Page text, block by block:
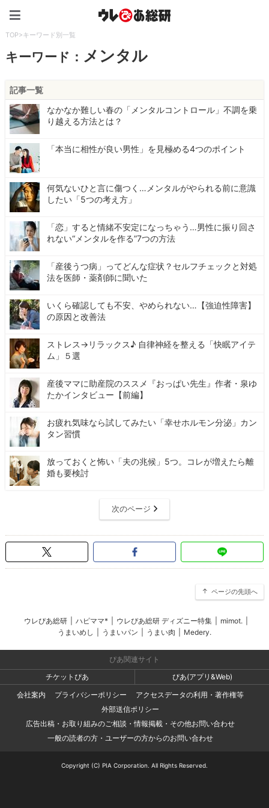
TOP>キーワード別一覧
キーワード： メンタル
記事一覧
なかなか難しい春の「メンタルコントロール」不調を乗
り越える方法とは？
「本当に相性が良い男性」を見極める4つのポイント
何気ないひと言に傷つく…メンタルがやられる前に意識
したい「5つの考え方」
「恋」すると情緒不安定になっちゃう…男性に振り回さ
れない“メンタルを作る”7つの方法
「産後うつ病」ってどんな症状？セルフチェックと対処
法を医師・薬剤師に聞いた
いくら確認しても不安、やめられない…【強迫性障害】
の原因と改善法
ストレス→リラックス♪ 自律神経を整える「快眠アイテ
ム」５選
産後ママに助産院のススメ『おっぱい先生』作者・泉ゆ
たかインタビュー【前編】
お疲れ気味なら試してみたい「幸せホルモン分泌」カン
タン習慣
放っておくと怖い「夫の兆候」5つ。コレが増えたら離
婚も要検討
次のページ
ページの先頭へ
ウレぴあ総研 ハピママ* ウレぴあ総研 ディズニー特集 mimot.
うまいめし
うまいパン うまい肉 Medery.
ぴあ関連サイト
チケットぴあ
ぴあ(アプリ&Web)
会社案内
プライバシーポリシー
アクセスデータの利用・著作権等
外部送信ポリシー
広告出稿・お取り組みのご相談・情報掲載・その他お問い合わせ
一般の読者の方・ユーザーの方からのお問い合わせ
Copyright (C) PIA Corporation. All Rights Reserved.